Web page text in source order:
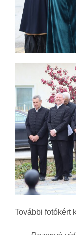
További fotókért